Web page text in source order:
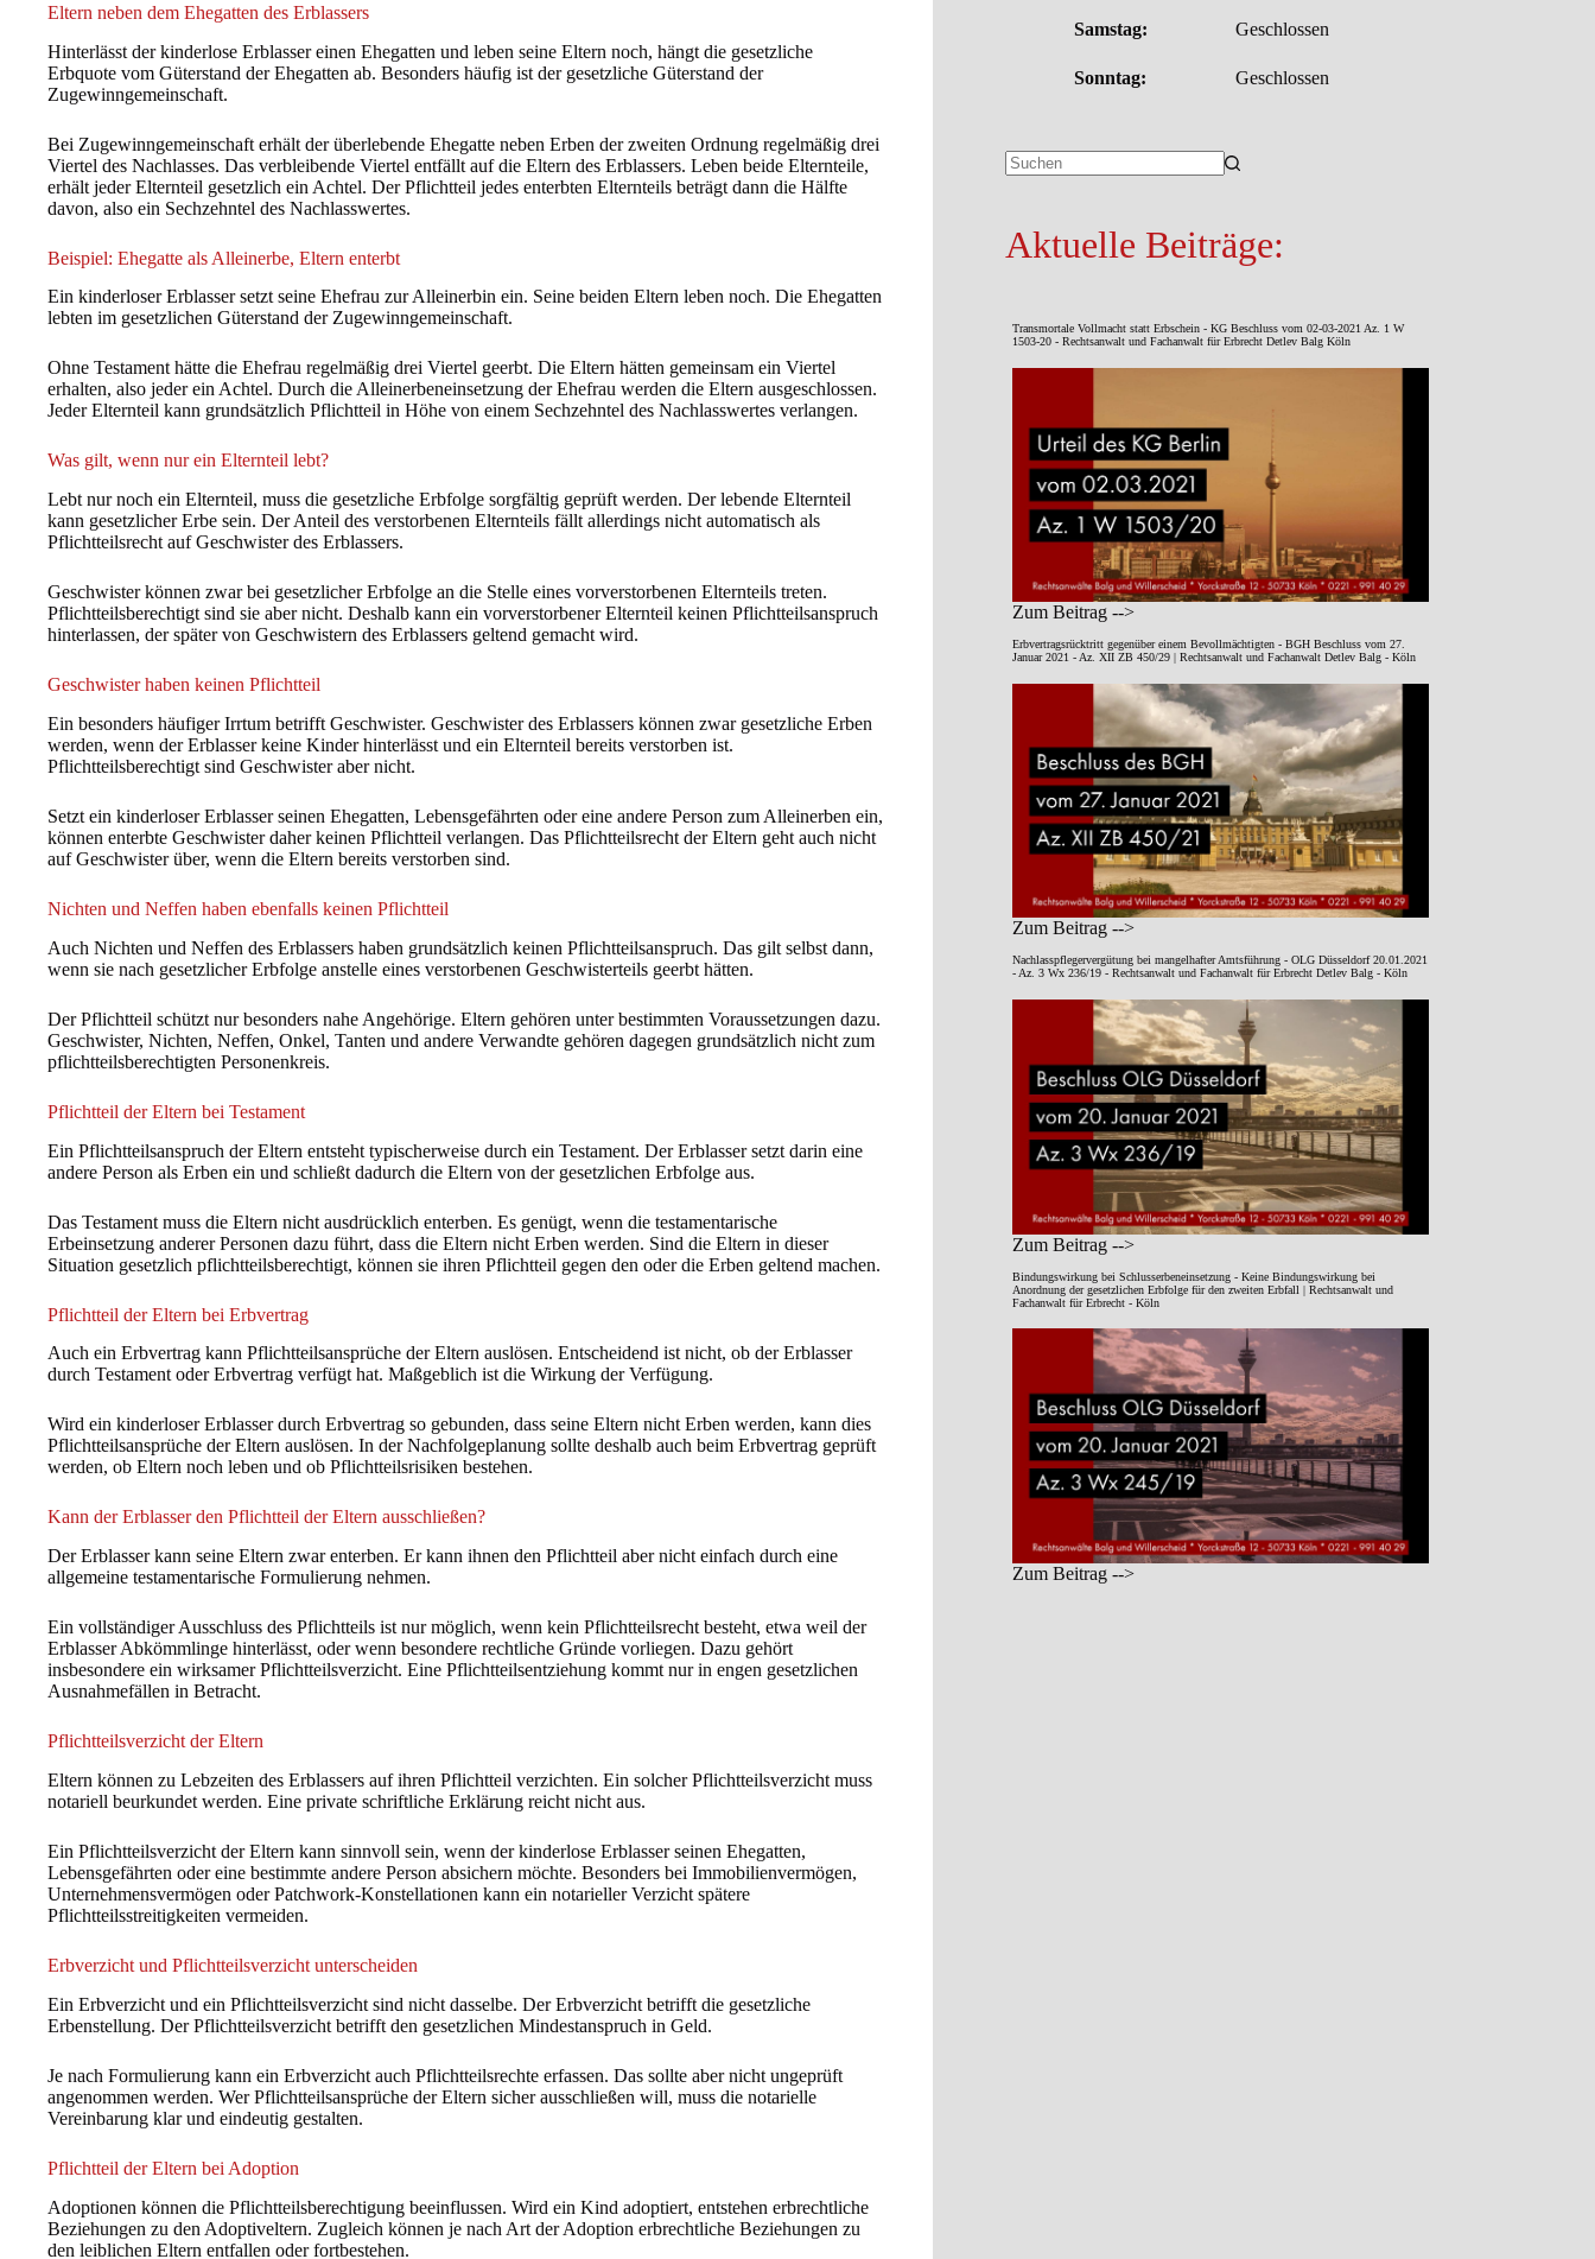
Eltern neben dem Ehegatten des Erblassers
Hinterlässt der kinderlose Erblasser einen Ehegatten und leben seine Eltern noch, hängt die gesetzliche
Erbquote vom Güterstand der Ehegatten ab. Besonders häufig ist der gesetzliche Güterstand der
Zugewinngemeinschaft.
Bei Zugewinngemeinschaft erhält der überlebende Ehegatte neben Erben der zweiten Ordnung regelmäßig drei
Viertel des Nachlasses. Das verbleibende Viertel entfällt auf die Eltern des Erblassers. Leben beide Elternteile,
erhält jeder Elternteil gesetzlich ein Achtel. Der Pflichtteil jedes enterbten Elternteils beträgt dann die Hälfte
davon, also ein Sechzehntel des Nachlasswertes.
Beispiel: Ehegatte als Alleinerbe, Eltern enterbt
Ein kinderloser Erblasser setzt seine Ehefrau zur Alleinerbin ein. Seine beiden Eltern leben noch. Die Ehegatten
lebten im gesetzlichen Güterstand der Zugewinngemeinschaft.
Ohne Testament hätte die Ehefrau regelmäßig drei Viertel geerbt. Die Eltern hätten gemeinsam ein Viertel
erhalten, also jeder ein Achtel. Durch die Alleinerbeneinsetzung der Ehefrau werden die Eltern ausgeschlossen.
Jeder Elternteil kann grundsätzlich Pflichtteil in Höhe von einem Sechzehntel des Nachlasswertes verlangen.
Was gilt, wenn nur ein Elternteil lebt?
Lebt nur noch ein Elternteil, muss die gesetzliche Erbfolge sorgfältig geprüft werden. Der lebende Elternteil
kann gesetzlicher Erbe sein. Der Anteil des verstorbenen Elternteils fällt allerdings nicht automatisch als
Pflichtteilsrecht auf Geschwister des Erblassers.
Geschwister können zwar bei gesetzlicher Erbfolge an die Stelle eines vorverstorbenen Elternteils treten.
Pflichtteilsberechtigt sind sie aber nicht. Deshalb kann ein vorverstorbener Elternteil keinen Pflichtteilsanspruch
hinterlassen, der später von Geschwistern des Erblassers geltend gemacht wird.
Geschwister haben keinen Pflichtteil
Ein besonders häufiger Irrtum betrifft Geschwister. Geschwister des Erblassers können zwar gesetzliche Erben
werden, wenn der Erblasser keine Kinder hinterlässt und ein Elternteil bereits verstorben ist.
Pflichtteilsberechtigt sind Geschwister aber nicht.
Setzt ein kinderloser Erblasser seinen Ehegatten, Lebensgefährten oder eine andere Person zum Alleinerben ein,
können enterbte Geschwister daher keinen Pflichtteil verlangen. Das Pflichtteilsrecht der Eltern geht auch nicht
auf Geschwister über, wenn die Eltern bereits verstorben sind.
Nichten und Neffen haben ebenfalls keinen Pflichtteil
Auch Nichten und Neffen des Erblassers haben grundsätzlich keinen Pflichtteilsanspruch. Das gilt selbst dann,
wenn sie nach gesetzlicher Erbfolge anstelle eines verstorbenen Geschwisterteils geerbt hätten.
Der Pflichtteil schützt nur besonders nahe Angehörige. Eltern gehören unter bestimmten Voraussetzungen dazu.
Geschwister, Nichten, Neffen, Onkel, Tanten und andere Verwandte gehören dagegen grundsätzlich nicht zum
pflichtteilsberechtigten Personenkreis.
Pflichtteil der Eltern bei Testament
Ein Pflichtteilsanspruch der Eltern entsteht typischerweise durch ein Testament. Der Erblasser setzt darin eine
andere Person als Erben ein und schließt dadurch die Eltern von der gesetzlichen Erbfolge aus.
Das Testament muss die Eltern nicht ausdrücklich enterben. Es genügt, wenn die testamentarische
Erbeinsetzung anderer Personen dazu führt, dass die Eltern nicht Erben werden. Sind die Eltern in dieser
Situation gesetzlich pflichtteilsberechtigt, können sie ihren Pflichtteil gegen den oder die Erben geltend machen.
Pflichtteil der Eltern bei Erbvertrag
Auch ein Erbvertrag kann Pflichtteilsansprüche der Eltern auslösen. Entscheidend ist nicht, ob der Erblasser
durch Testament oder Erbvertrag verfügt hat. Maßgeblich ist die Wirkung der Verfügung.
Wird ein kinderloser Erblasser durch Erbvertrag so gebunden, dass seine Eltern nicht Erben werden, kann dies
Pflichtteilsansprüche der Eltern auslösen. In der Nachfolgeplanung sollte deshalb auch beim Erbvertrag geprüft
werden, ob Eltern noch leben und ob Pflichtteilsrisiken bestehen.
Kann der Erblasser den Pflichtteil der Eltern ausschließen?
Der Erblasser kann seine Eltern zwar enterben. Er kann ihnen den Pflichtteil aber nicht einfach durch eine
allgemeine testamentarische Formulierung nehmen.
Ein vollständiger Ausschluss des Pflichtteils ist nur möglich, wenn kein Pflichtteilsrecht besteht, etwa weil der
Erblasser Abkömmlinge hinterlässt, oder wenn besondere rechtliche Gründe vorliegen. Dazu gehört
insbesondere ein wirksamer Pflichtteilsverzicht. Eine Pflichtteilsentziehung kommt nur in engen gesetzlichen
Ausnahmefällen in Betracht.
Pflichtteilsverzicht der Eltern
Eltern können zu Lebzeiten des Erblassers auf ihren Pflichtteil verzichten. Ein solcher Pflichtteilsverzicht muss
notariell beurkundet werden. Eine private schriftliche Erklärung reicht nicht aus.
Ein Pflichtteilsverzicht der Eltern kann sinnvoll sein, wenn der kinderlose Erblasser seinen Ehegatten,
Lebensgefährten oder eine bestimmte andere Person absichern möchte. Besonders bei Immobilienvermögen,
Unternehmensvermögen oder Patchwork-Konstellationen kann ein notarieller Verzicht spätere
Pflichtteilsstreitigkeiten vermeiden.
Erbverzicht und Pflichtteilsverzicht unterscheiden
Ein Erbverzicht und ein Pflichtteilsverzicht sind nicht dasselbe. Der Erbverzicht betrifft die gesetzliche
Erbenstellung. Der Pflichtteilsverzicht betrifft den gesetzlichen Mindestanspruch in Geld.
Je nach Formulierung kann ein Erbverzicht auch Pflichtteilsrechte erfassen. Das sollte aber nicht ungeprüft
angenommen werden. Wer Pflichtteilsansprüche der Eltern sicher ausschließen will, muss die notarielle
Vereinbarung klar und eindeutig gestalten.
Pflichtteil der Eltern bei Adoption
Adoptionen können die Pflichtteilsberechtigung beeinflussen. Wird ein Kind adoptiert, entstehen erbrechtliche
Beziehungen zu den Adoptiveltern. Zugleich können je nach Art der Adoption erbrechtliche Beziehungen zu
den leiblichen Eltern entfallen oder fortbestehen.
Samstag: Geschlossen
Sonntag: Geschlossen
Aktuelle Beiträge:
Transmortale Vollmacht statt Erbschein - KG Beschluss vom 02-03-2021 Az. 1 W
1503-20 - Rechtsanwalt und Fachanwalt für Erbrecht Detlev Balg Köln
Zum Beitrag -->
Erbvertragsrücktritt gegenüber einem Bevollmächtigten - BGH Beschluss vom 27.
Januar 2021 - Az. XII ZB 450/29 | Rechtsanwalt und Fachanwalt Detlev Balg - Köln
Zum Beitrag -->
Nachlasspflegervergütung bei mangelhafter Amtsführung - OLG Düsseldorf 20.01.2021
- Az. 3 Wx 236/19 - Rechtsanwalt und Fachanwalt für Erbrecht Detlev Balg - Köln
Zum Beitrag -->
Bindungswirkung bei Schlusserbeneinsetzung - Keine Bindungswirkung bei
Anordnung der gesetzlichen Erbfolge für den zweiten Erbfall | Rechtsanwalt und
Fachanwalt für Erbrecht - Köln
Zum Beitrag -->